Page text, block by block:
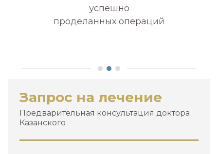
успешно
проделанных операций
Запрос на лечение
Предварительная консультация доктора
Казанского